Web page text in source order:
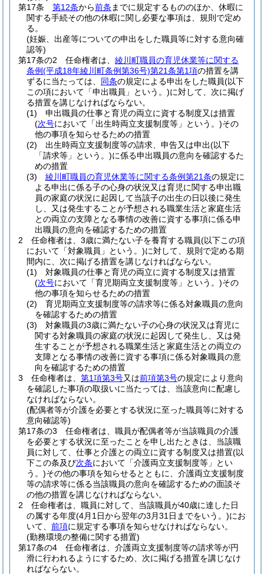
第17条
第12条から前条 までに規定するもののほか、休暇に
関する手続その他の休暇に関し必要な事項は、規則で定め
る。
(妊娠、出産等についての申出をした職員等に対する意向確
認等)
第17条の2
任命権者は、 綾川町職員の育児休業等に関する
条例(平成18年綾川町条例第36号)第21条第1項の措置を講
ずるに当たっては、 同条の規定による申出をした職員(以下
この項において「申出職員」という。)に対して、次に掲げ
る措置を講じなければならない。
(1)
申出職員の仕事と育児の両立に資する制度又は措置
(次号において「出生時両立支援制度等」という。)その
他の事項を知らせるための措置
(2)
出生時両立支援制度等の請求、申告又は申出(以下
「請求等」という。)に係る申出職員の意向を確認するた
めの措置
(3)
綾川町職員の育児休業等に関する条例第21条の規定に
よる申出に係る子の心身の状況又は育児に関する申出職
員の家庭の状況に起因して当該子の出生の日以後に発生
し、又は発生することが予想される職業生活と家庭生活
との両立の支障となる事情の改善に資する事項に係る申
出職員の意向を確認するための措置
2
任命権者は、3歳に満たない子を養育する職員(以下この項
において「対象職員」という。)に対して、規則で定める期
間内に、次に掲げる措置を講じなければならない。
(1)
対象職員の仕事と育児の両立に資する制度又は措置
(次号において「育児期両立支援制度等」という。)その
他の事項を知らせるための措置
(2)
育児期両立支援制度等の請求等に係る対象職員の意向
を確認するための措置
(3)
対象職員の3歳に満たない子の心身の状況又は育児に
関する対象職員の家庭の状況に起因して発生し、又は発
生することが予想される職業生活と家庭生活との両立の
支障となる事情の改善に資する事項に係る対象職員の意
向を確認するための措置
3
任命権者は、 第1項第3号又は前項第3号の規定により意向
を確認した事項の取扱いに当たっては、当該意向に配慮し
なければならない。
(配偶者等が介護を必要とする状況に至った職員等に対する
意向確認等)
第17条の3
任命権者は、職員が配偶者等が当該職員の介護
を必要とする状況に至ったことを申し出たときは、当該職
員に対して、仕事と介護との両立に資する制度又は措置(以
下この条及び次条において「介護両立支援制度等」とい
う。)その他の事項を知らせるとともに、介護両立支援制度
等の請求等に係る当該職員の意向を確認するための面談そ
の他の措置を講じなければならない。
2
任命権者は、職員に対して、当該職員が40歳に達した日
の属する年度(4月1日から翌年の3月31日までをいう。)にお
いて、 前項に規定する事項を知らせなければならない。
(勤務環境の整備に関する措置)
第17条の4
任命権者は、介護両立支援制度等の請求等が円
滑に行われるようにするため、次に掲げる措置を講じなけ
ればならない。